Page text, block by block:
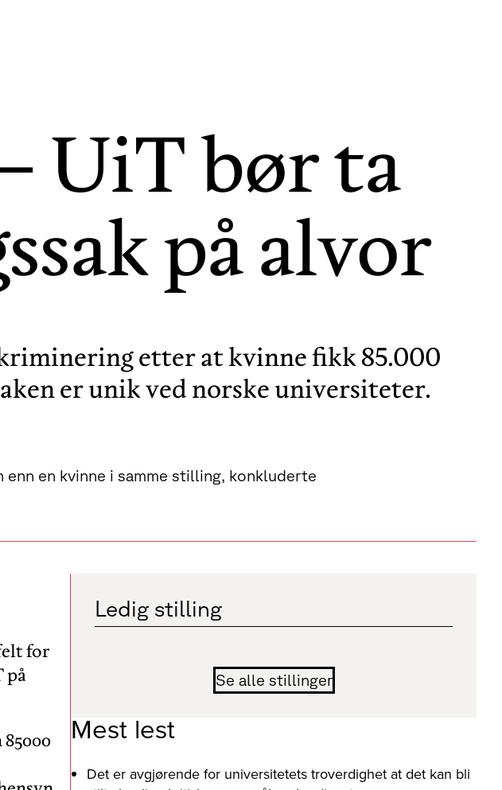
UiT bør ta
på alvor
etter at kvinne fikk 85.000
er unik ved norske universiteter.
en kvinne i samme stilling, konkluderte
for
på
Ledig stilling
Se alle stillinger
Mest lest
Det er avgjørende for universitetets troverdighet at det kan bli